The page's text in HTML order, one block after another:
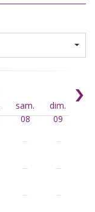
sam.
08
dim.
09